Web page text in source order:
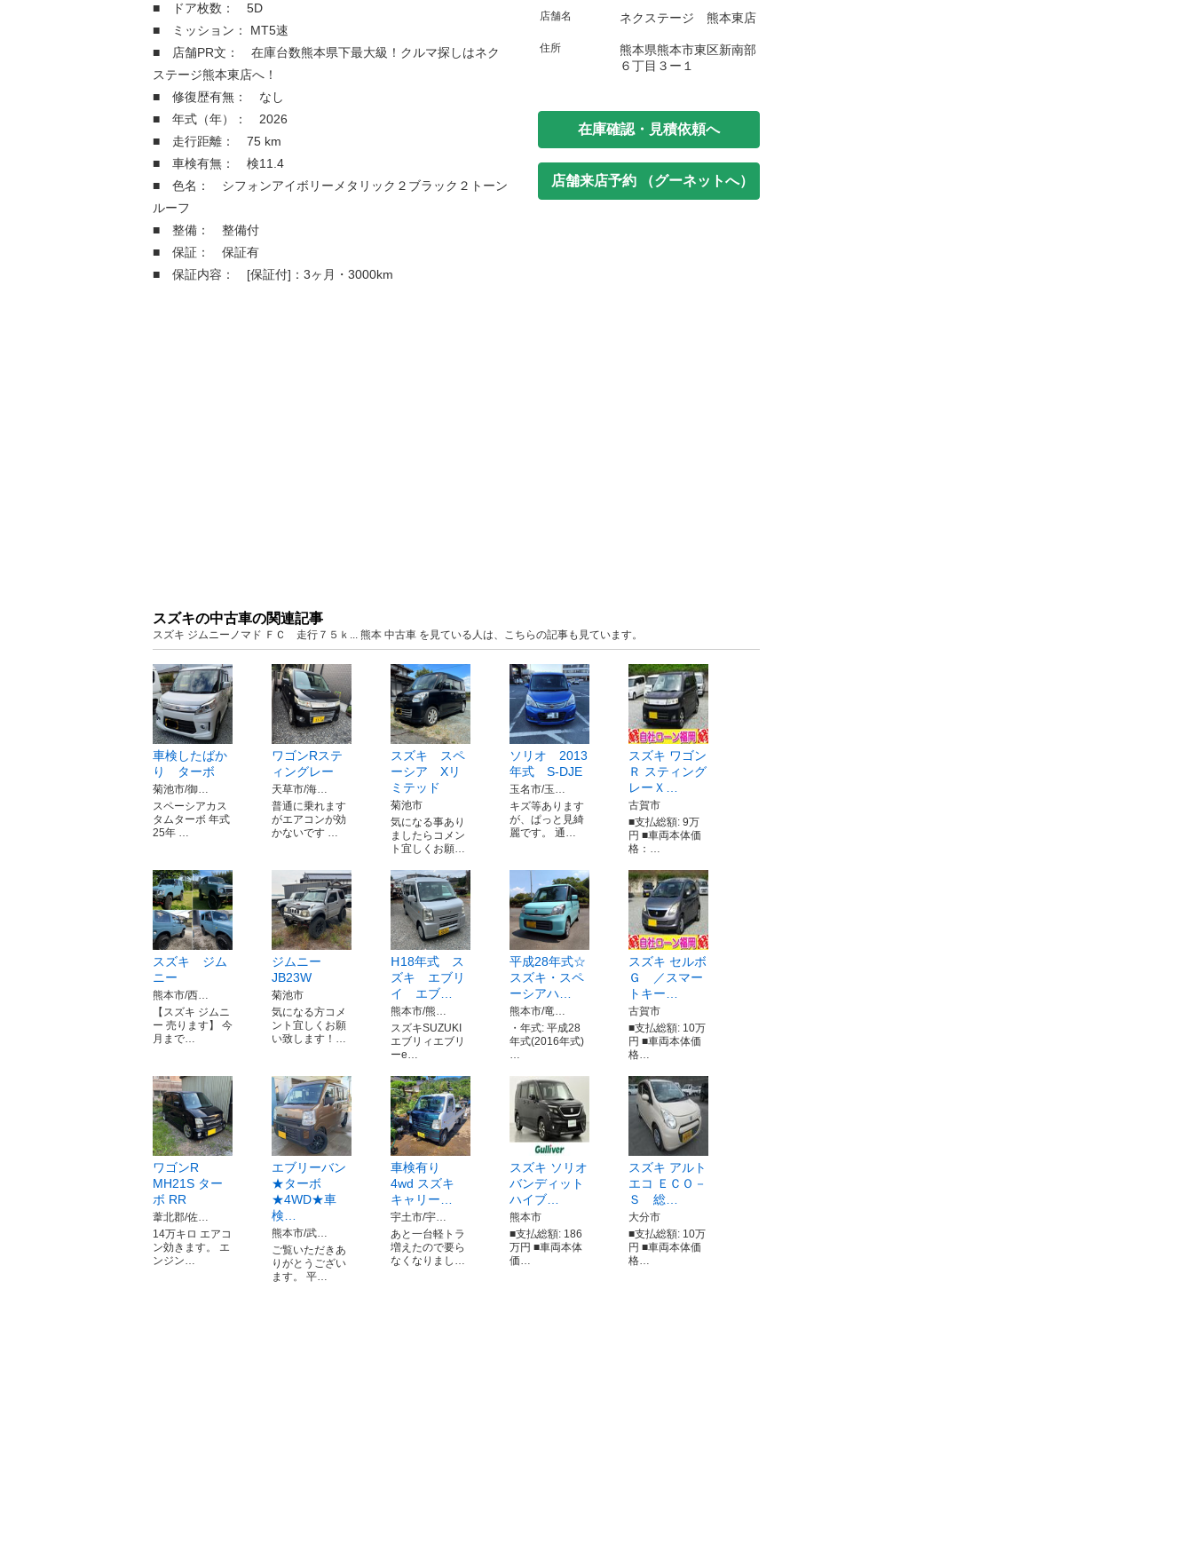
■ ドア枚数： 5D
■ ミッション： MT5速
■ 店舗PR文： 在庫台数熊本県下最大級！クルマ探しはネク
ステージ熊本東店へ！
■ 修復歴有無： なし
■ 年式（年）： 2026
■ 走行距離： 75 km
■ 車検有無： 検11.4
■ 色名： シフォンアイボリーメタリック２ブラック２トーン
ルーフ
■ 整備： 整備付
■ 保証： 保証有
■ 保証内容： [保証付]：3ヶ月・3000km
店舗名 ネクステージ 熊本東店
住所
熊本県熊本市東区新南部
６丁目３ー１
在庫確認・見積依頼へ
店舗来店予約 （グーネットへ）
スズキの中古車の関連記事
スズキ ジムニーノマド ＦＣ 走行７５ｋ... 熊本 中古車 を見ている人は、こちらの記事も見ています。
車検したばか
り ターボ
菊池市/御…
スペーシアカス
タムターボ 年式
25年 …
ワゴンRステ
ィングレー
天草市/海…
普通に乗れます
がエアコンが効
かないです …
スズキ スペ
ーシア Xリ
ミテッド
菊池市
気になる事あり
ましたらコメン
ト宜しくお願…
ソリオ 2013
年式 S-DJE
玉名市/玉…
キズ等あります
が、ぱっと見綺
麗です。 通…
スズキ ワゴン
Ｒ スティング
レーＸ…
古賀市
■支払総額: 9万
円 ■車両本体価
格：…
スズキ ジム
ニー
熊本市/西…
【スズキ ジムニ
ー 売ります】 今
月まで…
ジムニー
JB23W
菊池市
気になる方コメ
ント宜しくお願
い致します！…
ᕼ18年式 ス
ズキ エブリ
イ エブ…
熊本市/熊…
スズキSUZUKI
エブリィエブリ
ーe…
平成28年式☆
スズキ・スペ
ーシアハ…
熊本市/竜…
・年式: 平成28
年式(2016年式)
…
スズキ セルボ
Ｇ ／スマー
トキー…
古賀市
■支払総額: 10万
円 ■車両本体価
格…
ワゴンR
MH21S ター
ボ RR
葦北郡/佐…
14万キロ エアコ
ン効きます。 エ
ンジン…
エブリーバン
★ターボ
★4WD★車
検…
熊本市/武…
ご覧いただきあ
りがとうござい
ます。 平…
車検有り
4wd スズキ
キャリー…
宇土市/宇…
あと一台軽トラ
増えたので要ら
なくなりまし…
スズキ ソリオ
バンディット
ハイブ…
熊本市
■支払総額: 186
万円 ■車両本体
価…
スズキ アルト
エコ ＥＣＯ－
Ｓ 総…
大分市
■支払総額: 10万
円 ■車両本体価
格…